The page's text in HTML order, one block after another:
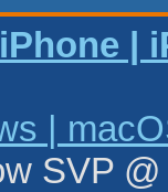
iPhone |
|
SVP